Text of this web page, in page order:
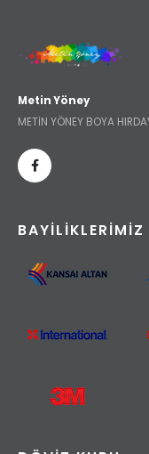
Metin Yöney
METİN YÖNEY BOYA
BAYILIKLERIMIZ